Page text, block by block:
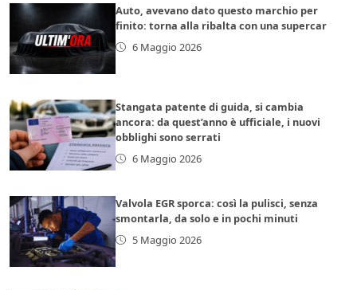
Auto, avevano dato questo marchio per
finito: torna alla ribalta con una supercar
6 Maggio 2026
Stangata patente di guida, si cambia
ancora: da quest’anno è ufficiale, i nuovi
obblighi sono serrati
6 Maggio 2026
Valvola EGR sporca: così la pulisci, senza
smontarla, da solo e in pochi minuti
5 Maggio 2026